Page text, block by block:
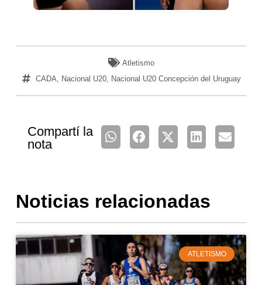
Atletismo
CADA
Nacional U20, Nacional U20 Concepción del Uruguay
Compartí la
nota
Noticias relacionadas
ATLETISMO